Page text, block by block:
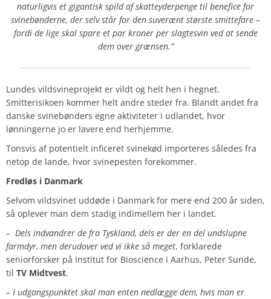
naturligvis et gigantisk spild af skatteyderpenge til benefice for
svinebønderne, der selv står for den suverænt største smittefare –
fordi de lige skal spare et par kroner per slagtesvin ved at sende
dem over grænsen.”
Lundes vildsvineprojekt er vildt og helt hen i hegnet.
Smitterisikoen kommer helt andre steder fra. Blandt andet fra
danske svinebønders egne aktiviteter i udlandet, hvor
lønningerne jo er lavere end herhjemme.
Tonsvis af potentielt inficeret svinekød importeres således fra
netop de lande, hvor svinepesten forekommer.
Fredløs i Danmark
Selvom vildsvinet uddøde i Danmark for mere end 200 år siden,
så oplever man dem stadig indimellem her i landet.
– Dels indvandrer de fra Tyskland, dels er der en del undslupne
farmdyr, men derudover ved vi ikke så meget, forklarede
seniorforsker på Institut for Bioscience i Aarhus, Peter Sunde,
til TV Midtvest.
– I udgangspunktet skal man enten nedlægge dem, hvis man er